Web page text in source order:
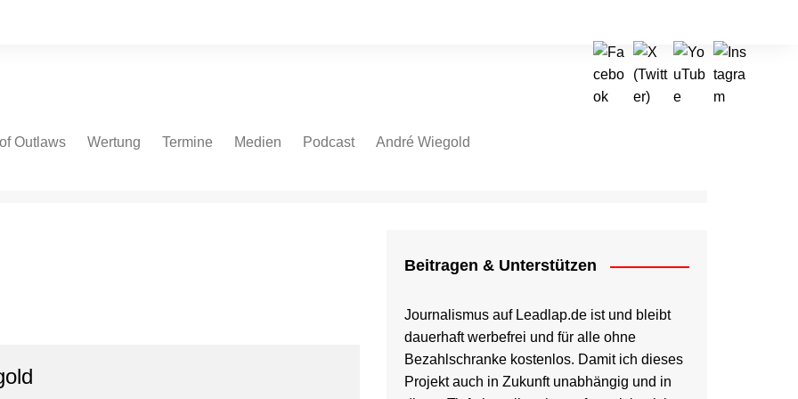
Outlaws Wertung Termine Medien Podcast André Wiegold
Beitragen & Unterstützen
Journalismus auf Leadlap.de ist und bleibt
dauerhaft werbefrei und für alle ohne
Bezahlschranke kostenlos. Damit ich dieses
Projekt auch in Zukunft unabhängig und in